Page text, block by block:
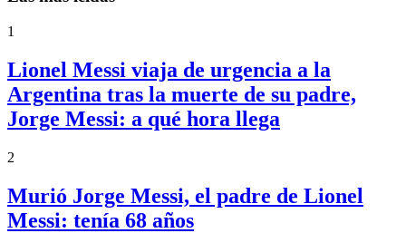
1
Lionel Messi viaja de urgencia a la
Argentina tras la muerte de su padre,
Jorge Messi: a qué hora llega
2
Murió Jorge Messi, el padre de Lionel
Messi: tenía 68 años